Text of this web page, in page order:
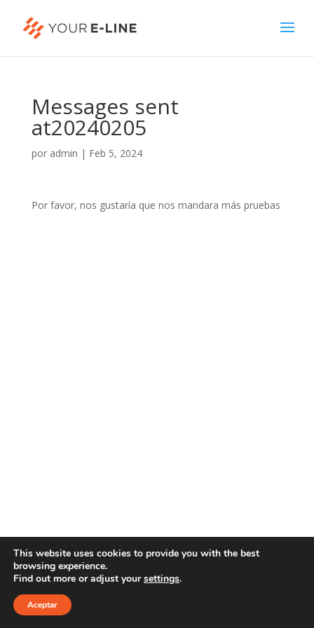
Messages sent
at20240205
por admin | Feb 5, 2024
Por favor, nos gustaría que nos mandara más pruebas
Copyright 2021 YOUR E-LINE Aviso Legal
This website uses cookies to provide you with the best
browsing experience.
Find out more or adjust yoursettings.
Aceptar